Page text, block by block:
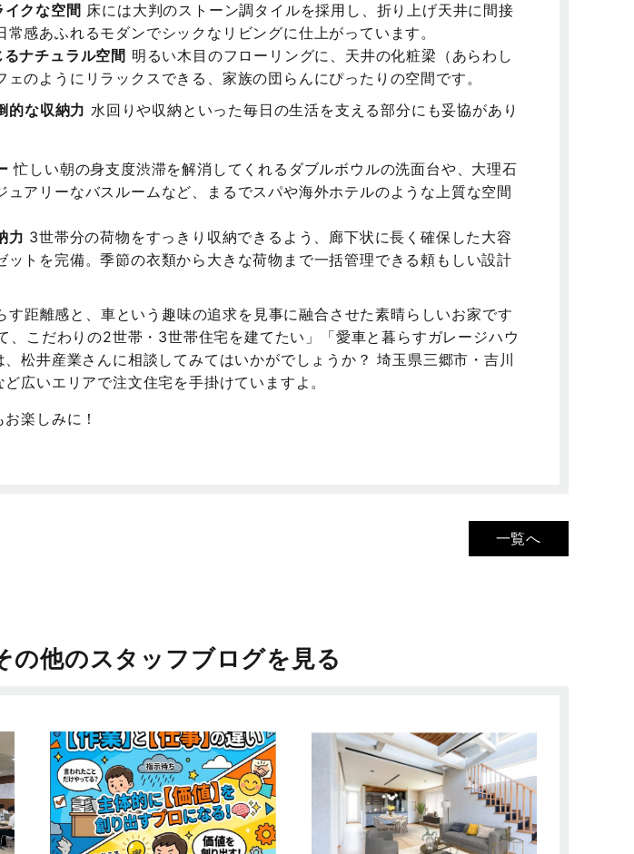
クな空間 床には大判のストーン調タイルを採用し、折り上げ天井に間接
感あふれるモダンでシックなリビングに仕上がっています。
ナチュラル空間 明るい木目のフローリングに、天井の化粧梁（あらわし
のようにリラックスできる、家族の団らんにぴったりの空間です。
的な収納力 水回りや収納といった毎日の生活を支える部分にも妥協があり
忙しい朝の身支度渋滞を解消してくれるダブルボウルの洗面台や、大理石
ュアリーなバスルームなど、まるでスパや海外ホテルのような上質な空間
力 3世帯分の荷物をすっきり収納できるよう、廊下状に長く確保した大容
ットを完備。季節の衣類から大きな荷物まで一括管理できる頼もしい設計
す距離感と、車という趣味の追求を見事に融合させた素晴らしいお家です
、こだわりの2世帯・3世帯住宅を建てたい」「愛車と暮らすガレージハウ
松井産業さんに相談してみてはいかがでしょうか？ 埼玉県三郷市・吉川
広いエリアで注文住宅を手掛けていますよ。
楽しみに！
一覧へ
の他のスタッフブログを見る